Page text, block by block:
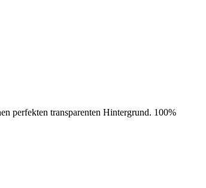
perfekten transparenten Hintergrund. 100%